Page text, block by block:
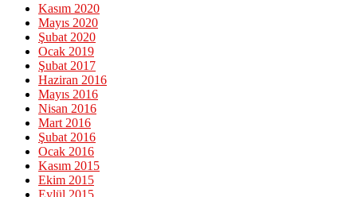
Kasım 2020
Mayıs 2020
Şubat 2020
Ocak 2019
Şubat 2017
Haziran 2016
Mayıs 2016
Nisan 2016
Mart 2016
Şubat 2016
Ocak 2016
Kasım 2015
Ekim 2015
Eylül 2015